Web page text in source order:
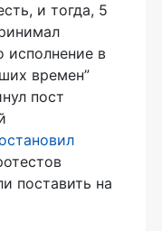
и тогда, 5
исполнение в
времен”
пост
поставить на